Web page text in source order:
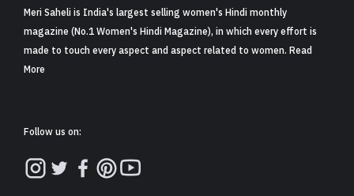
Meri Saheli is India's largest selling women's Hindi monthly
magazine (No.1 Women's Hindi Magazine), in which every effort is
made to touch every aspect and aspect related to women. Read
More
Follow us on: